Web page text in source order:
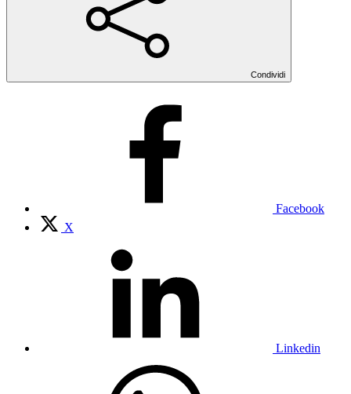
Condividi
Facebook
X
Linkedin